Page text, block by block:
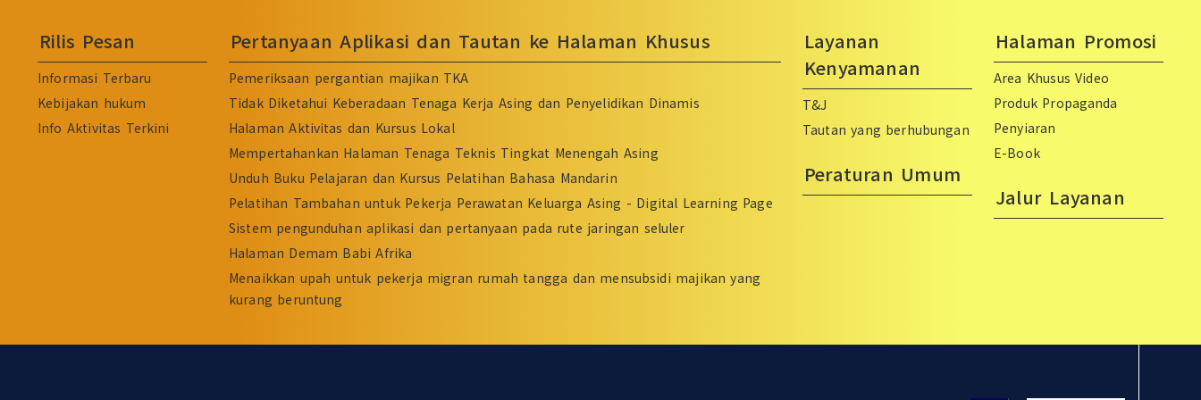
Rilis Pesan
Informasi Terbaru
Kebijakan hukum
Info Aktivitas Terkini
Pertanyaan Aplikasi dan Tautan ke Halaman Khusus
Pemeriksaan pergantian majikan TKA
Tidak Diketahui Keberadaan Tenaga Kerja Asing dan Penyelidikan Dinamis
Halaman Aktivitas dan Kursus Lokal
Mempertahankan Halaman Tenaga Teknis Tingkat Menengah Asing
Unduh Buku Pelajaran dan Kursus Pelatihan Bahasa Mandarin
Pelatihan Tambahan untuk Pekerja Perawatan Keluarga Asing - Digital Learning Page
Sistem pengunduhan aplikasi dan pertanyaan pada rute jaringan seluler
Halaman Demam Babi Afrika
Menaikkan upah untuk pekerja migran rumah tangga dan mensubsidi majikan yang
kurang beruntung
Layanan
Kenyamanan
T&J
Tautan yang berhubungan
Peraturan Umum
Halaman Promosi
Area Khusus Video
Produk Propaganda
Penyiaran
E-Book
Jalur Layanan